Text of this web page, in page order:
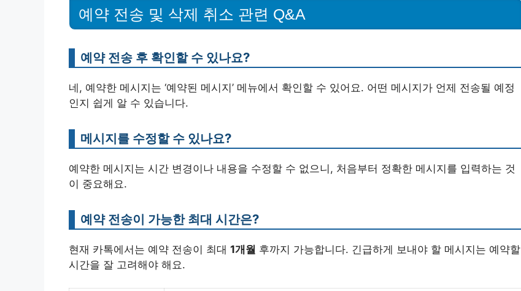
예약 전송 및 삭제 취소 관련 Q&A
예약 전송 후 확인할 수 있나요?
네, 예약한 메시지는 ‘예약된 메시지’ 메뉴에서 확인할 수 있어요. 어떤 메시지가 언제 전송될 예정
인지 쉽게 알 수 있습니다.
메시지를 수정할 수 있나요?
예약한 메시지는 시간 변경이나 내용을 수정할 수 없으니, 처음부터 정확한 메시지를 입력하는 것
이 중요해요.
예약 전송이 가능한 최대 시간은?
현재 카톡에서는 예약 전송이 최대 1개월 후까지 가능합니다. 긴급하게 보내야 할 메시지는 예약할
시간을 잘 고려해야 해요.